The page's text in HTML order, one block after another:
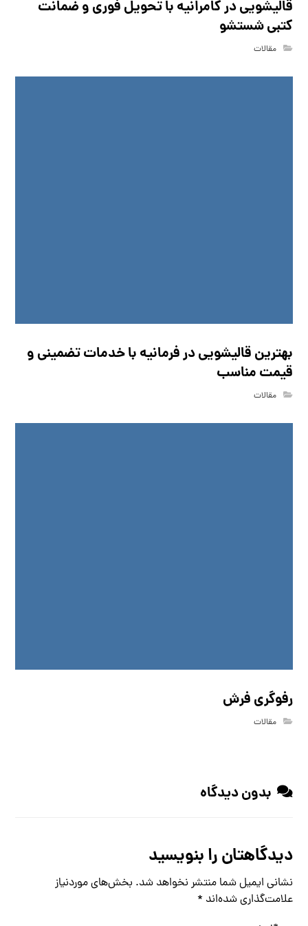
قالیشویی در کامرانیه با تحویل فوری و ضمانت
کتبی شستشو
مقالات
بهترین قالیشویی در فرمانیه با خدمات تضمینی و
قیمت مناسب
مقالات
رفوگری فرش
مقالات
بدون دیدگاه
دیدگاهتان را بنویسید
نشانی ایمیل شما منتشر نخواهد شد. بخش‌های موردنیاز
علامت‌گذاری شده‌اند *